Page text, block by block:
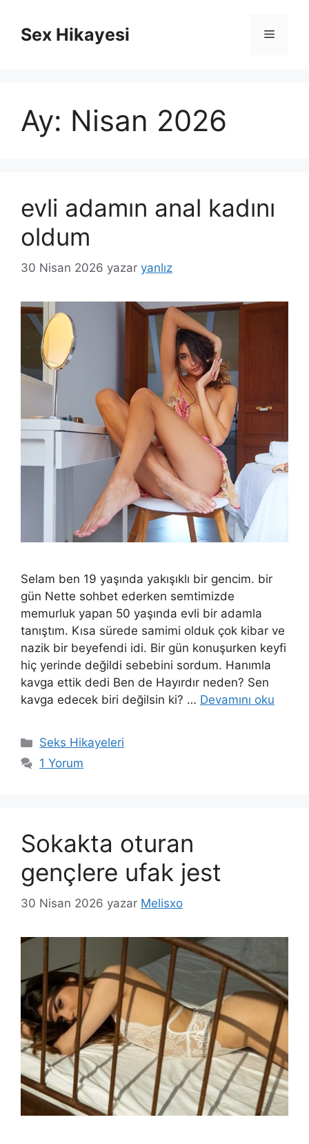
Sex Hikayesi Menü
Ay: Nisan 2026
evli adamın anal kadını
oldum
30 Nisan 2026 yazar yanlız
Selam ben 19 yaşında yakışıklı bir gencim. bir
gün Nette sohbet ederken semtimizde
memurluk yapan 50 yaşında evli bir adamla
tanıştım. Kısa sürede samimi olduk çok kibar ve
nazik bir beyefendi idi. Bir gün konuşurken keyfi
hiç yerinde değildi sebebini sordum. Hanımla
kavga ettik dedi Ben de Hayırdır neden? Sen
kavga edecek biri değilsin ki? … Devamını oku
Kategoriler
Seks Hikayeleri
1 Yorum
Sokakta oturan
gençlere ufak jest
30 Nisan 2026 yazar Melisxo